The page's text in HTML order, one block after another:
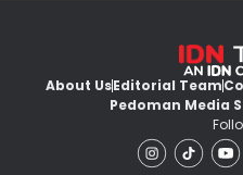
About UsEditorial Team
Pedoman Media